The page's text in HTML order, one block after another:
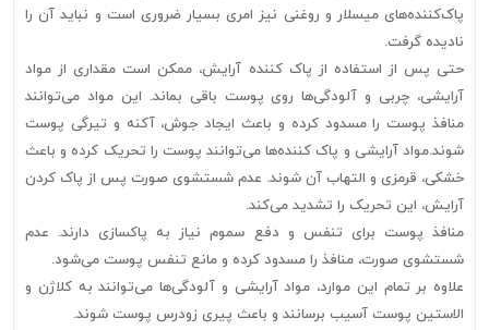
پاک‌کننده‌های میسلار و روغنی نیز امری بسیار ضروری است و نباید آن را
نادیده گرفت.
حتی پس از استفاده از پاک کننده آرایش، ممکن است مقداری از مواد
آرایشی، چربی و آلودگی‌ها روی پوست باقی بماند. این مواد می‌توانند
منافذ پوست را مسدود کرده و باعث ایجاد جوش، آکنه و تیرگی پوست
شوند.مواد آرایشی و پاک کننده‌ها می‌توانند پوست را تحریک کرده و باعث
خشکی، قرمزی و التهاب آن شوند. عدم شستشوی صورت پس از پاک کردن
آرایش، این تحریک را تشدید می‌کند.
منافذ پوست برای تنفس و دفع سموم نیاز به پاکسازی دارند. عدم
شستشوی صورت، منافذ را مسدود کرده و مانع تنفس پوست می‌شود.
علاوه بر تمام این موارد، مواد آرایشی و آلودگی‌ها می‌توانند به کلاژن و
الاستین پوست آسیب برسانند و باعث پیری زودرس پوست شوند.